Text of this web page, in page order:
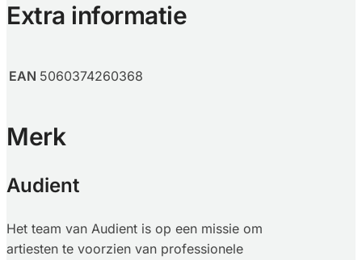
Extra informatie
EAN 5060374260368
Merk
Audient
Het team van Audient is op een missie om
artiesten te voorzien van professionele